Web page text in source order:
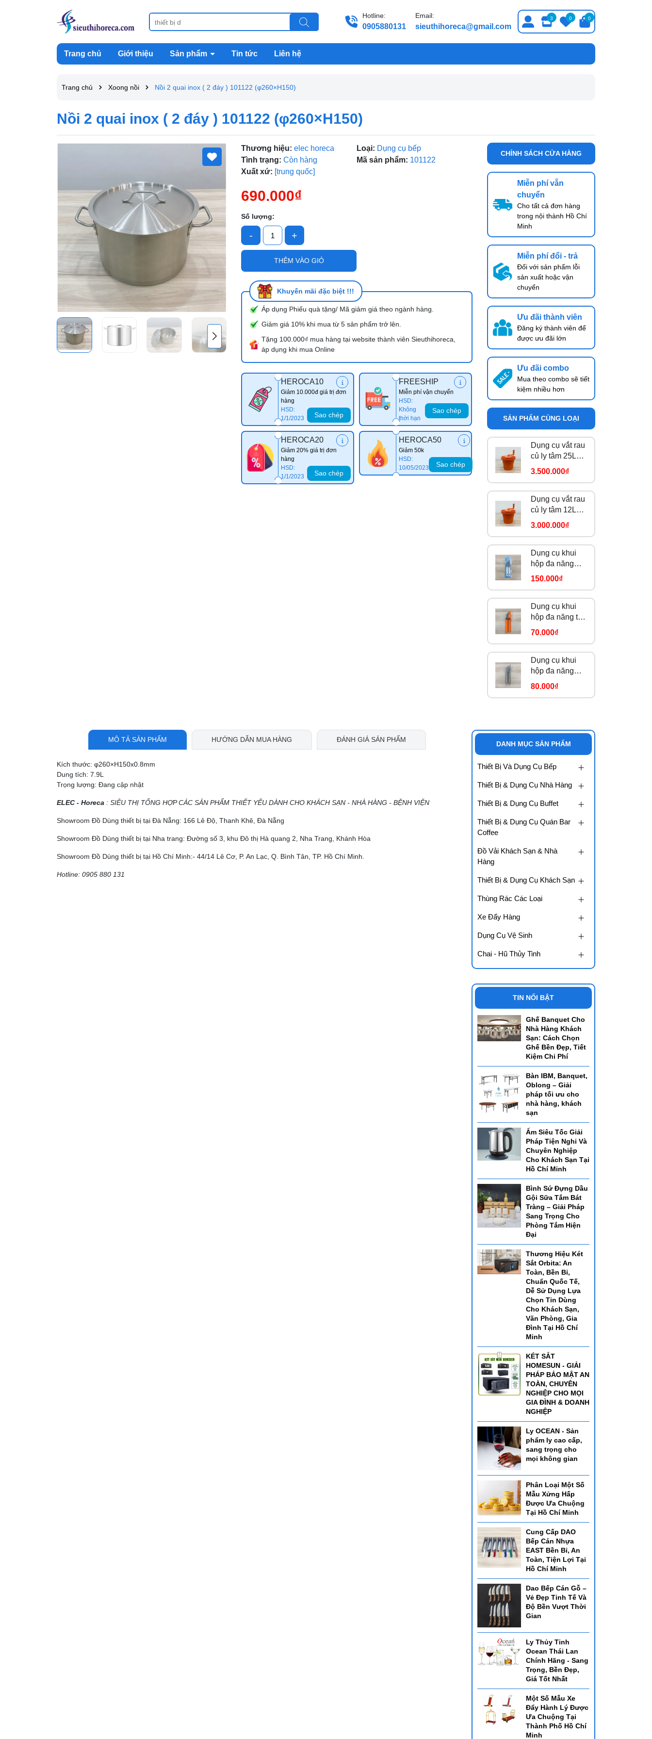
Hotline:
0905880131
Email:
sieuthihoreca@gmail.com
3 0 0
Trang chủ Giới thiệu Sản phẩm Tin tức Liên hệ
Trang chủ Xoong nồi Nồi 2 quai inox ( 2 đáy ) 101122 (φ260×H150)
Nồi 2 quai inox ( 2 đáy ) 101122 (φ260×H150)
Thương hiệu: elec horeca Loại: Dụng cụ bếp
Tình trạng: Còn hàng Mã sản phẩm: 101122
Xuất xứ: [trung quốc]
690.000₫
Số lượng:
- +
THÊM VÀO GIỎ
Khuyến mãi đặc biệt !!!
Áp dụng Phiếu quà tặng/ Mã giảm giá theo ngành hàng.
Giảm giá 10% khi mua từ 5 sản phẩm trở lên.
Tặng 100.000₫ mua hàng tại website thành viên Sieuthihoreca,
áp dụng khi mua Online
HEROCA10
Giảm 10.000đ giá trị đơn
hàng
HSD:
1/1/2023
Sao chép
FREESHIP
Miễn phí vận chuyển
HSD:
Không
thời hạn
Sao chép
HEROCA20
Giảm 20% giá trị đơn
hàng
HSD:
1/1/2023
Sao chép
HEROCA50
Giảm 50k
HSD:
10/05/2023
Sao chép
Mã giảm giá:
Điều kiện:
CHÍNH SÁCH CỬA HÀNG
Miễn phí vẫn
chuyển
Cho tất cả đơn hàng
trong nội thành Hồ Chí
Minh
Miễn phí đổi - trả
Đối với sản phẩm lỗi
sản xuất hoặc vận
chuyển
Ưu đãi thành viên
Đăng ký thành viên để
được ưu đãi lớn
Ưu đãi combo
Mua theo combo sẽ tiết
kiệm nhiều hơn
SẢN PHẨM CÙNG LOẠI
Dụng cụ vắt rau
củ ly tâm 25L
DC0398
3.500.000₫
Dụng cụ vắt rau
củ ly tâm 12L
DC0396
3.000.000₫
Dụng cụ khui
hộp đa năng
FZ-06
150.000₫
Dụng cụ khui
hộp đa năng tay
cầm cam
70.000₫
Dụng cụ khui
hộp đa năng
184913
80.000₫
MÔ TẢ SẢN PHẨM HƯỚNG DẪN MUA HÀNG ĐÁNH GIÁ SẢN PHẨM
Kích thước: φ260×H150x0.8mm
Dung tích: 7.9L
Trọng lượng: Đang cập nhật
ELEC - Horeca : SIÊU THỊ TỔNG HỢP CÁC SẢN PHẨM THIẾT YẾU DÀNH CHO KHÁCH SẠN - NHÀ HÀNG - BỆNH VIỆN
Showroom Đồ Dùng thiết bị tại Đà Nẵng: 166 Lê Độ, Thanh Khê, Đà Nẵng
Showroom Đồ Dùng thiết bị tại Nha trang: Đường số 3, khu Đô thị Hà quang 2, Nha Trang, Khánh Hòa
Showroom Đồ Dùng thiết bị tại Hồ Chí Minh:- 44/14 Lê Cơ, P. An Lạc, Q. Bình Tân, TP. Hồ Chí Minh.
Hotline: 0905 880 131
DANH MỤC SẢN PHẨM
Thiết Bị Và Dụng Cụ Bếp
Thiết Bị & Dụng Cụ Nhà Hàng
Thiết Bị & Dụng Cụ Buffet
Thiết Bị & Dụng Cụ Quán Bar
Coffee
Đồ Vải Khách Sạn & Nhà
Hàng
Thiết Bị & Dụng Cụ Khách Sạn
Thùng Rác Các Loại
Xe Đẩy Hàng
Dụng Cụ Vệ Sinh
Chai - Hũ Thủy Tinh
TIN NỔI BẬT
Ghế Banquet Cho
Nhà Hàng Khách
Sạn: Cách Chọn
Ghế Bền Đẹp, Tiết
Kiệm Chi Phí
Bàn IBM, Banquet,
Oblong – Giải
pháp tối ưu cho
nhà hàng, khách
sạn
Ấm Siêu Tốc Giải
Pháp Tiện Nghi Và
Chuyên Nghiệp
Cho Khách Sạn Tại
Hồ Chí Minh
Bình Sứ Đựng Dầu
Gội Sữa Tắm Bát
Tràng – Giải Pháp
Sang Trọng Cho
Phòng Tắm Hiện
Đại
Thương Hiệu Két
Sắt Orbita: An
Toàn, Bền Bỉ,
Chuẩn Quốc Tế,
Dễ Sử Dụng Lựa
Chọn Tin Dùng
Cho Khách Sạn,
Văn Phòng, Gia
Đình Tại Hồ Chí
Minh
KÉT SẮT
HOMESUN - GIẢI
PHÁP BẢO MẬT AN
TOÀN, CHUYÊN
NGHIỆP CHO MỌI
GIA ĐÌNH & DOANH
NGHIỆP
Ly OCEAN - Sản
phẩm ly cao cấp,
sang trọng cho
mọi không gian
Phân Loại Một Số
Mẫu Xửng Hấp
Được Ưa Chuộng
Tại Hồ Chí Minh
Cung Cấp DAO
Bếp Cán Nhựa
EAST Bền Bỉ, An
Toàn, Tiện Lợi Tại
Hồ Chí Minh
Dao Bếp Cán Gỗ –
Vẻ Đẹp Tinh Tế Và
Độ Bền Vượt Thời
Gian
Ly Thủy Tinh
Ocean Thái Lan
Chính Hãng - Sang
Trọng, Bền Đẹp,
Giá Tốt Nhất
Một Số Mẫu Xe
Đẩy Hành Lý Được
Ưa Chuộng Tại
Thành Phố Hồ Chí
Minh